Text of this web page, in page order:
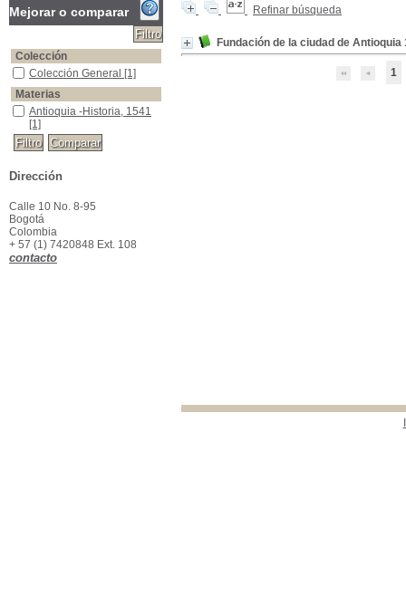
Refinar búsqueda
Fundación de la ciudad de Antioquia
1
Mejorar o comparar
Colección
Colección General
Colección General [1]
Materias
Antioquia -Historia, 1541
Antioquia -Historia, 1541
[1]
Dirección
Calle 10 No. 8-95
Bogotá
Colombia
+ 57 (1) 7420848 Ext. 108
contacto